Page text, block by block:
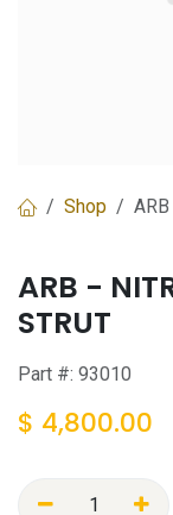
Shop
ARB -
STRUT
Part #: 93010
$ 4,800.00